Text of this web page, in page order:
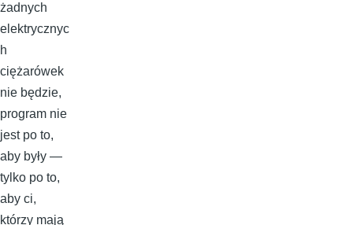
żadnych
elektrycznyc
h
ciężarówek
nie będzie,
program nie
jest po to,
aby były —
tylko po to,
aby ci,
którzy mają